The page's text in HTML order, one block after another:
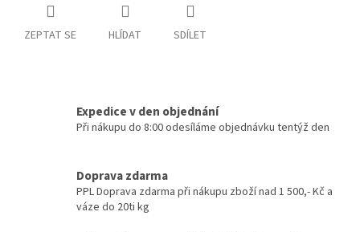
ZEPTAT SE HLÍDAT SDÍLET
Expedice v den objednání
Při nákupu do 8:00 odesíláme objednávku tentýž den
Doprava zdarma
PPL Doprava zdarma při nákupu zboží nad 1 500,- Kč a
váze do 20ti kg